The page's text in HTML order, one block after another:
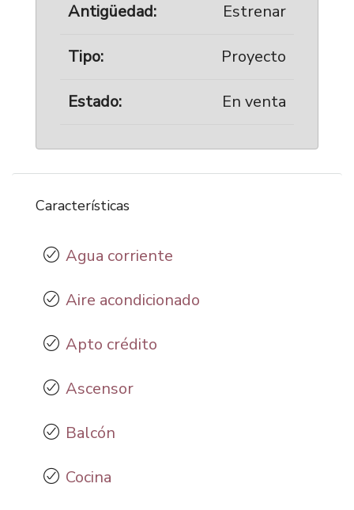
Antigüedad: Estrenar
Tipo: Proyecto
Estado: En venta
Características
Agua corriente
Aire acondicionado
Apto crédito
Ascensor
Balcón
Cocina